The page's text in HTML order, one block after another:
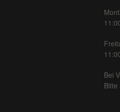
Bei
Bitte